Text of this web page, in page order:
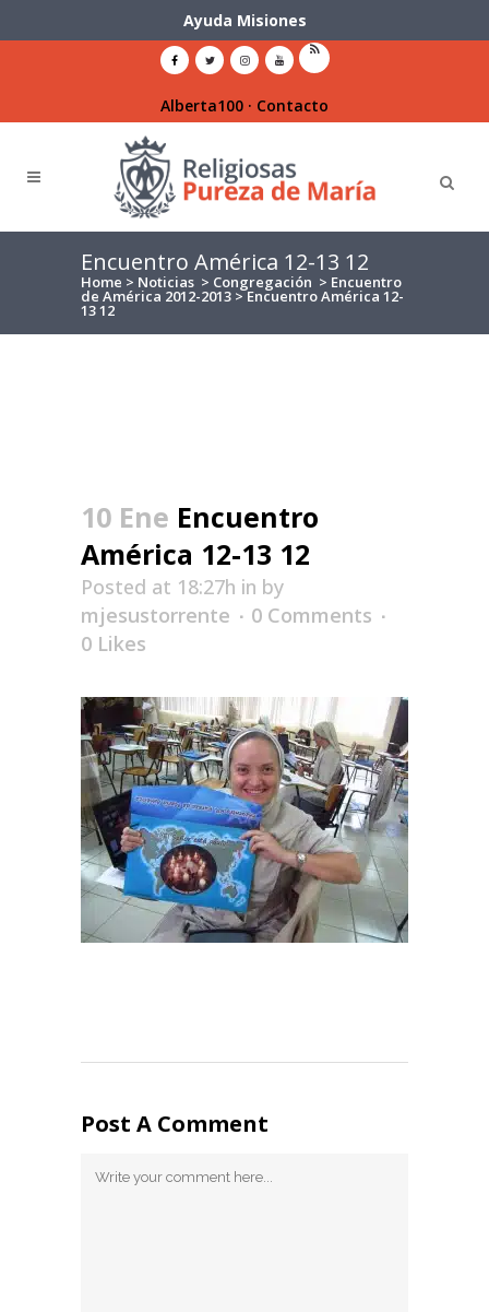
Ayuda Misiones
Alberta100 · Contacto
Encuentro América 12-13 12
Home > Noticias > Congregación > Encuentro
de América 2012-2013 >Encuentro América 12-
13 12
10 Ene Encuentro
América 12-13 12
Posted at 18:27h in by
mjesustorrente
0 Comments
0 Likes
Post A Comment